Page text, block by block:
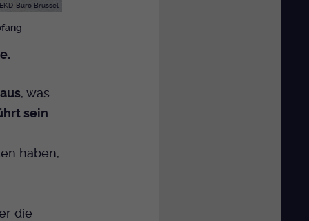
EKD-Büro Brüssel
aus, was
sein
haben,
die